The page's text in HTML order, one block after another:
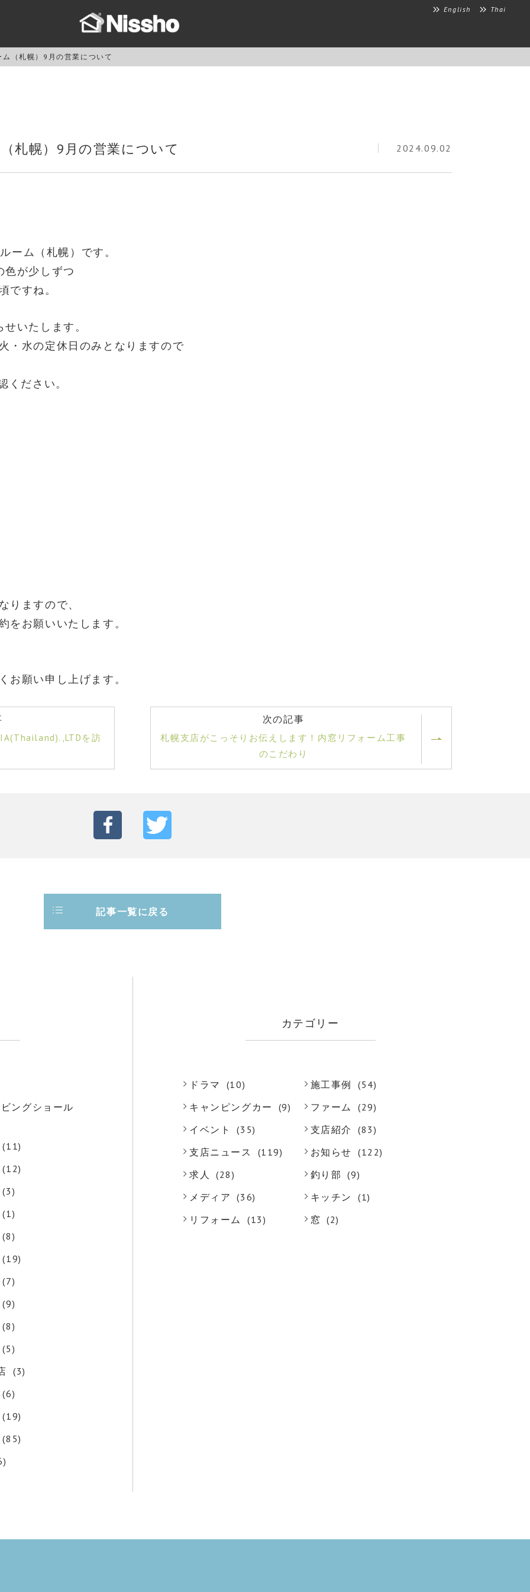
English Thai
（札幌）9月の営業について
札幌）9月の営業について 2024.09.02
ーム（札幌）です。
色が少しずつ
ですね。
いたします。
・水の定休日のみとなりますので
ください。
りますので、
をお願いいたします。
お願い申し上げます。
を訪
次の記事
札幌支店がこっそりお伝えします！内窓リフォーム工事
のこだわり
記事一覧に戻る
ングショール
(11)
(12)
(3)
(1)
(8)
(19)
(7)
(9)
(8)
(5)
(3)
(6)
(19)
(85)
カテゴリー
ドラマ (10) 施工事例
(54)
キャンピングカー
(9) ファーム
(29)
イベント
(35) 支店紹介
(83)
支店ニュース
(119) お知らせ (122)
求人
(28) 釣り部
(9)
メディア
(36) キッチン
(1)
リフォーム
(13) 窓 (2)